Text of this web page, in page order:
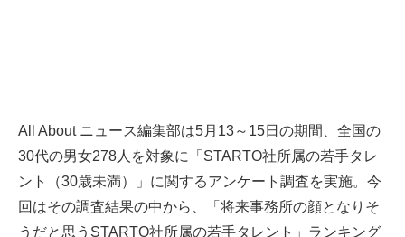
All About ニュース編集部は5月13～15日の期間、全国の
30代の男女278人を対象に「STARTO社所属の若手タレ
ント（30歳未満）」に関するアンケート調査を実施。今
回はその調査結果の中から、「将来事務所の顔となりそ
うだと思うSTARTO社所属の若手タレント」ランキング